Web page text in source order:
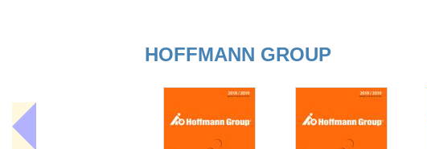
HOFFMANN GROUP